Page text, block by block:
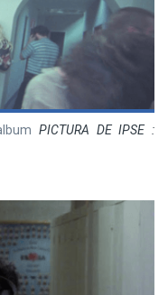
PICTURA DE IPSE :